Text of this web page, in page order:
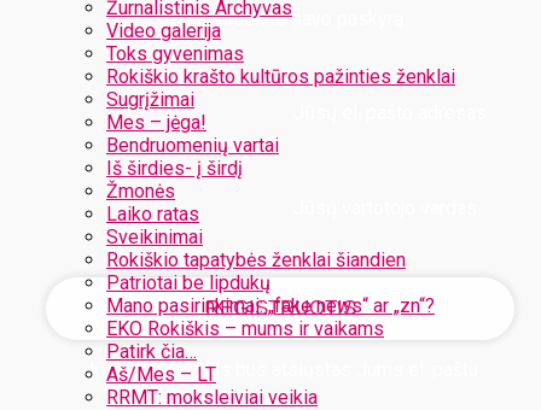
Žurnalistinis Archyvas
Video galerija
Toks gyvenimas
Rokiškio krašto kultūros pažinties ženklai
Sugrįžimai
Mes – jėga!
Bendruomenių vartai
Iš širdies- į širdį
Žmonės
Laiko ratas
Sveikinimai
Rokiškio tapatybės ženklai šiandien
Patriotai be lipdukų
Mano pasirinkimai: „fake news“ ar „zn“?
EKO Rokiškis – mums ir vaikams
Patirk čia…
Aš/Mes – LT
RRMT: moksleiviai veikia
Užregistruokite savo paskyrą
Jūsų slaptažodis bus atsiųstas Jums el. paštu